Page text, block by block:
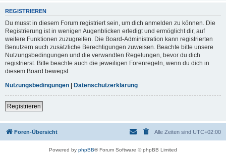
REGISTRIEREN
Du musst in diesem Forum registriert sein, um dich anmelden zu können. Die
Registrierung ist in wenigen Augenblicken erledigt und ermöglicht dir, auf
weitere Funktionen zuzugreifen. Die Board-Administration kann registrierten
Benutzern auch zusätzliche Berechtigungen zuweisen. Beachte bitte unsere
Nutzungsbedingungen und die verwandten Regelungen, bevor du dich
registrierst. Bitte beachte auch die jeweiligen Forenregeln, wenn du dich in
diesem Board bewegst.
Nutzungsbedingungen | Datenschutzerklärung
Registrieren
Foren-Übersicht Alle Zeiten sind UTC+02:00
Powered by phpBB® Forum Software © phpBB Limited